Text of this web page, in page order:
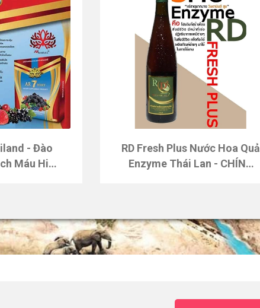
- Đào
Máu Hiệu
RD Fresh Plus Nước Hoa Quả
Enzyme Thái Lan - CHÍNH